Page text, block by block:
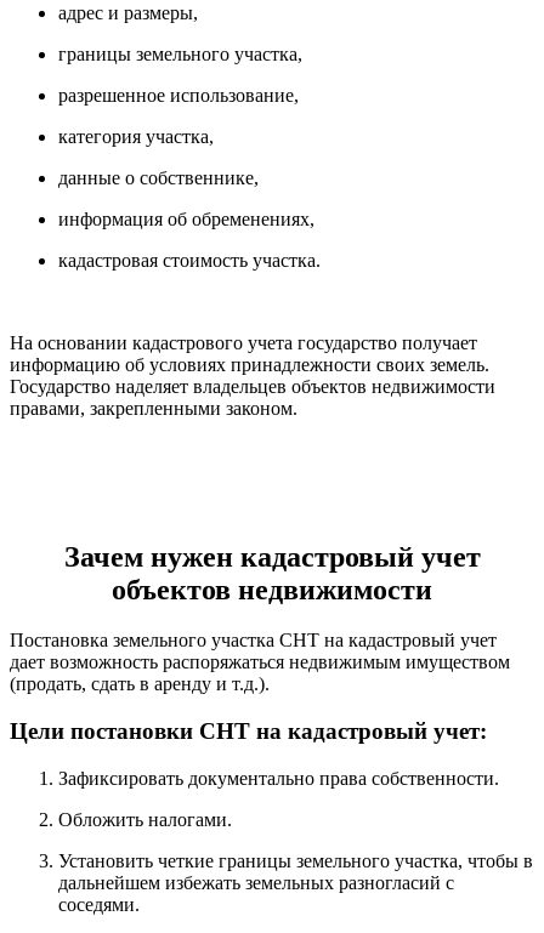
адрес и размеры,
границы земельного участка,
разрешенное использование,
категория участка,
данные о собственнике,
информация об обременениях,
кадастровая стоимость участка.
На основании кадастрового учета государство получает
информацию об условиях принадлежности своих земель.
Государство наделяет владельцев объектов недвижимости
правами, закрепленными законом.
Зачем нужен кадастровый учет
объектов недвижимости
Постановка земельного участка СНТ на кадастровый учет
дает возможность распоряжаться недвижимым имуществом
(продать, сдать в аренду и т.д.).
Цели постановки СНТ на кадастровый учет:
Зафиксировать документально права собственности.
Обложить налогами.
Установить четкие границы земельного участка, чтобы в
дальнейшем избежать земельных разногласий с
соседями.